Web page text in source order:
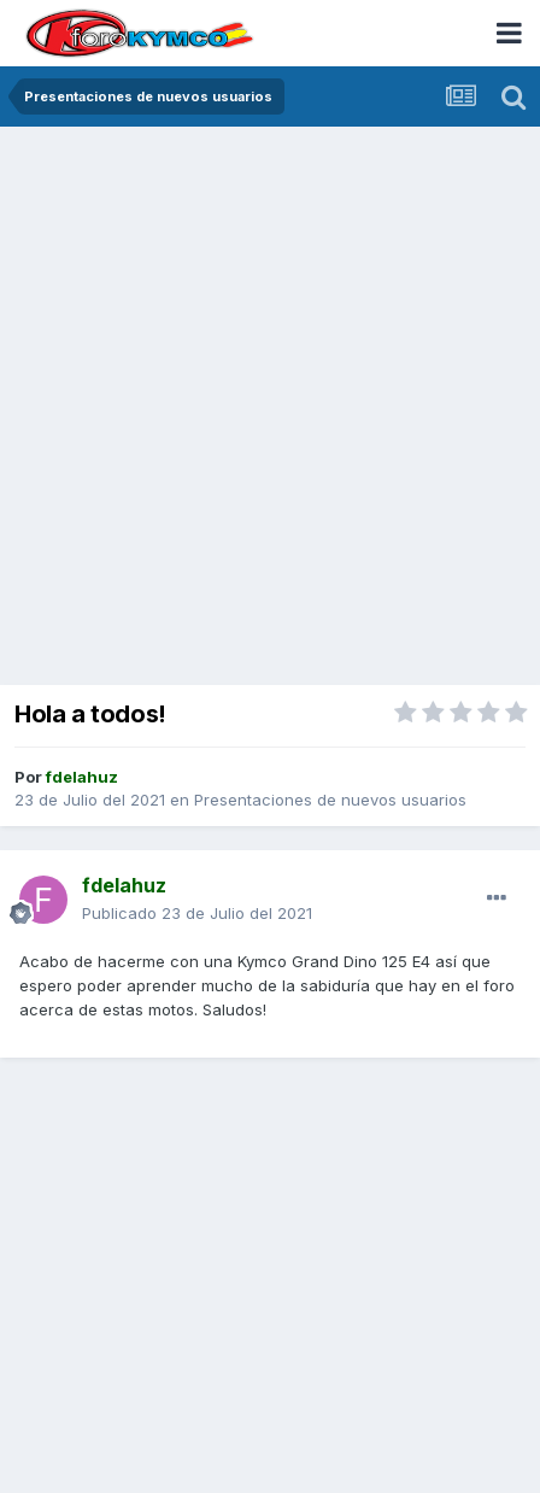
Presentaciones de nuevos usuarios
Hola a todos!
Porfdelahuz
23 de Julio del 2021 en Presentaciones de nuevos usuarios
fdelahuz
Publicado 23 de Julio del 2021
Acabo de hacerme con una Kymco Grand Dino 125 E4 así que
espero poder aprender mucho de la sabiduría que hay en el foro
acerca de estas motos. Saludos!